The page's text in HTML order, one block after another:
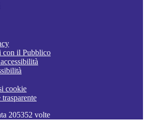
il Pubblico
cookie
205352 volte